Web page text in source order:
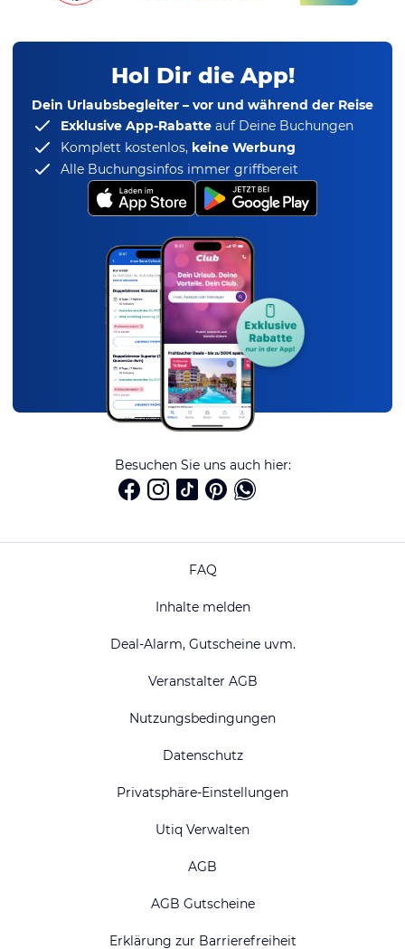
Hol Dir die App!
Dein Urlaubsbegleiter – vor und während der Reise
Exklusive App-Rabatte auf Deine Buchungen
Komplett kostenlos, keine Werbung
Alle Buchungsinfos immer griffbereit
Besuchen Sie uns auch hier:
FAQ
Inhalte melden
Deal-Alarm, Gutscheine uvm.
Veranstalter AGB
Nutzungsbedingungen
Datenschutz
Privatsphäre-Einstellungen
Utiq Verwalten
AGB
AGB Gutscheine
Erklärung zur Barrierefreiheit